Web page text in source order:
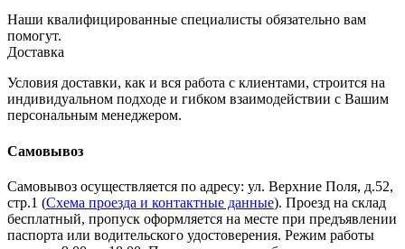
Наши квалифицированные специалисты обязательно вам
помогут.
Доставка
Условия доставки, как и вся работа с клиентами, строится на
индивидуальном подходе и гибком взаимодействии с Вашим
персональным менеджером.
Самовывоз
Самовывоз осуществляется по адресу: ул. Верхние Поля, д.52,
стр.1 (Схема проезда и контактные данные). Проезд на склад
бесплатный, пропуск оформляется на месте при предъявлении
паспорта или водительского удостоверения. Режим работы